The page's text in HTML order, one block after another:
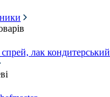
лак кондитерський